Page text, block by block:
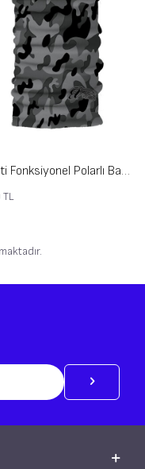
Multi Fonksiyonel Polarlı Bandana Type 9
TL